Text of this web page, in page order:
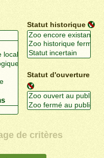
Statut historique
Statut d'ouverture
de critères